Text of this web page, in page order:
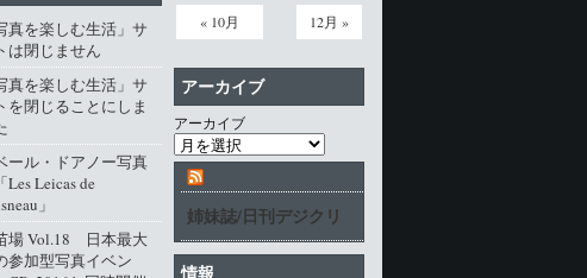
« 10月 12月 »
アーカイブ
アーカイブ
姉妹誌/日刊デジクリ
情報
真を楽しむ生活」サ
は閉じません
真を楽しむ生活」サ
を閉じることにしま
ール・ドアノー写真
Les Leicas de
」
場 Vol.18 日本最大
参加型写真イベン